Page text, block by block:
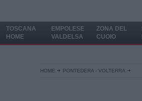
TOSCANA
HOME
EMPOLESE
VALDELSA
ZONA DEL
CUOIO
HOME PONTEDERA - VOLTERRA